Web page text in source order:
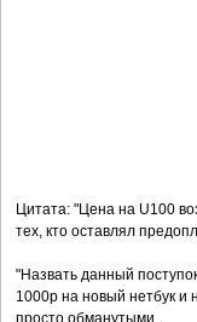
Цитата: "Цена на U100
тех, кто оставлял
"Назвать данный
1000р на новый нетбук и
просто обманутыми.